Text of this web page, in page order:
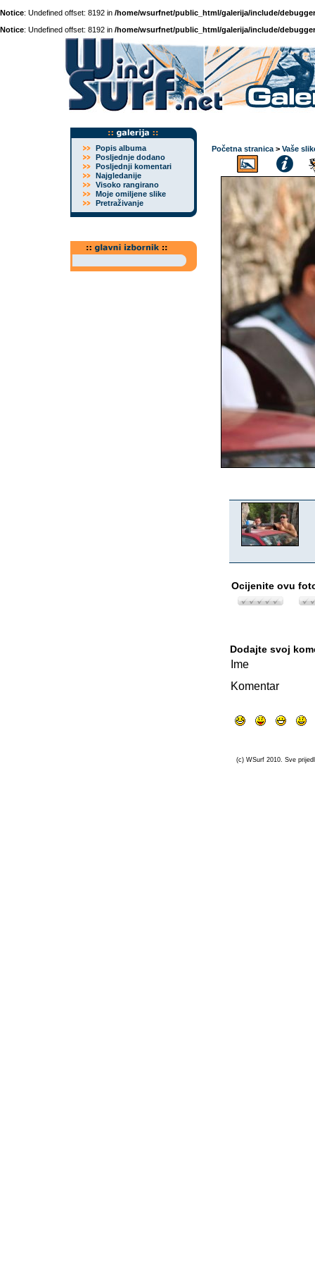
Notice: Undefined offset: 8192 in /home/wsurfnet/public_html/galerija/include/
Notice: Undefined offset: 8192 in /home/wsurfnet/public_html/galerija/include/
Popis albuma
Posljednje dodano
Posljednji komentari
Najgledanije
Visoko rangirano
Moje omiljene slike
Pretraživanje
Početna stranica > Vaše
Ocijenite ovu
Dodajte svoj
Ime
Komentar
(c) WSurf 2010. Sve